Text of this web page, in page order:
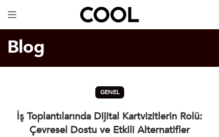
Blog
GENEL
İş Toplantılarında Dijital Kartvizitlerin Rolü:
Çevresel Dostu ve Etkili Alternatifler
be in Cargo within 3 Business Days!